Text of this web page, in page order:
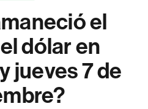
el
dólar en
jueves 7 de